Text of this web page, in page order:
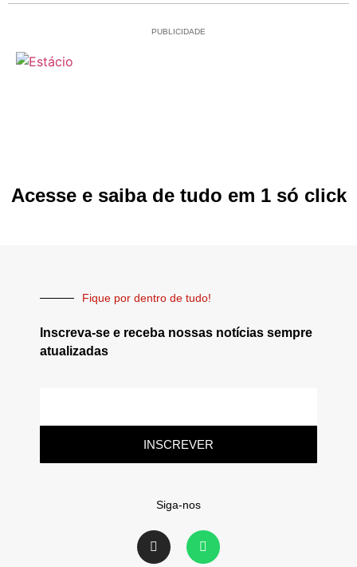
PUBLICIDADE
Acesse e saiba de tudo em 1 só click
Fique por dentro de tudo!
Inscreva-se e receba nossas notícias sempre
atualizadas
INSCREVER
Siga-nos